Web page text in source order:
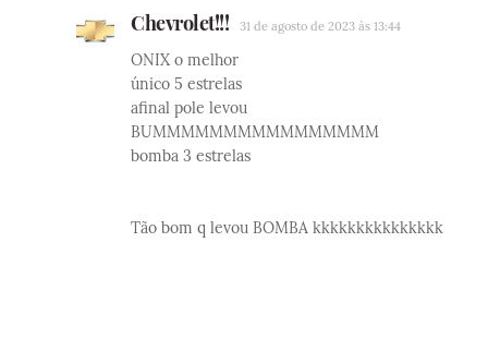
Chevrolet!!! 31 de agosto de 2023 às 13:44
ONIX o melhor
único 5 estrelas
afinal pole levou
BUMMMMMMMMMMMMMMMM
bomba 3 estrelas
Tão bom q levou BOMBA kkkkkkkkkkkkkkk